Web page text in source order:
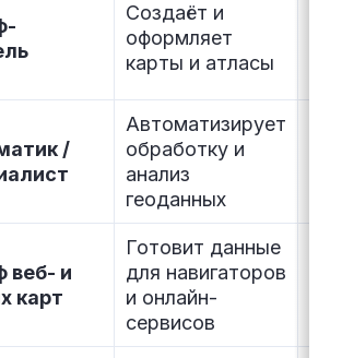
Создаёт и
оформляет
карты и атласы
/
Автоматизирует
обработку и
анализ
геоданных
веб- и
карт
Готовит данные
для навигаторов
и онлайн-
сервисов